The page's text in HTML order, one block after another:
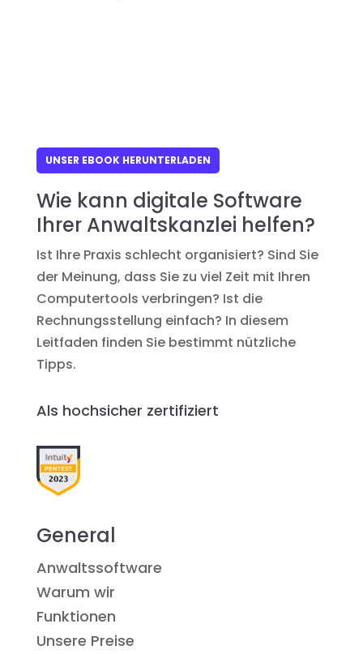
UNSER EBOOK HERUNTERLADEN
Wie kann digitale Software
Ihrer Anwaltskanzlei helfen?
Ist Ihre Praxis schlecht organisiert? Sind Sie
der Meinung, dass Sie zu viel Zeit mit Ihren
Computertools verbringen? Ist die
Rechnungsstellung einfach? In diesem
Leitfaden finden Sie bestimmt nützliche
Tipps.
Als hochsicher zertifiziert
General
Anwaltssoftware
Warum wir
Funktionen
Unsere Preise